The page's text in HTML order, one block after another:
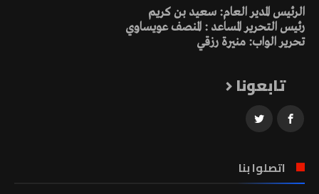
الرئيس المدير العام: سعيد بن كريم
رئيس التحرير المساعد : المنصف عويساوي
تحرير الواب: منيرة رزقي
تابعونا
اتصلوا بنا